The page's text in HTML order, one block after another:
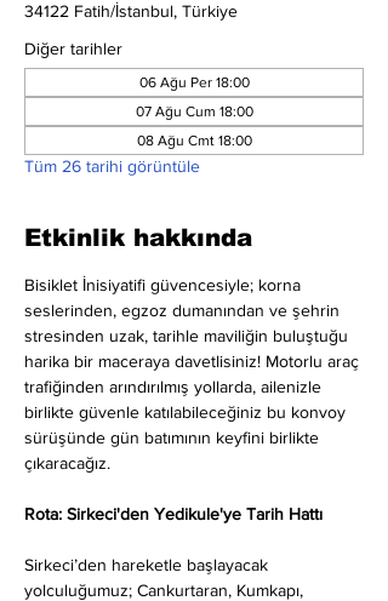
34122 Fatih/İstanbul, Türkiye
Diğer tarihler
06 Ağu Per 18:00
07 Ağu Cum 18:00
08 Ağu Cmt 18:00
Tüm 26 tarihi görüntüle
Etkinlik hakkında
Bisiklet İnisiyatifi güvencesiyle; korna
seslerinden, egzoz dumanından ve şehrin
stresinden uzak, tarihle maviliğin buluştuğu
harika bir maceraya davetlisiniz! Motorlu araç
trafiğinden arındırılmış yollarda, ailenizle
birlikte güvenle katılabileceğiniz bu konvoy
sürüşünde gün batımının keyfini birlikte
çıkaracağız.
Rota: Sirkeci'den Yedikule'ye Tarih Hattı
Sirkeci’den hareketle başlayacak
yolculuğumuz; Cankurtaran, Kumkapı,